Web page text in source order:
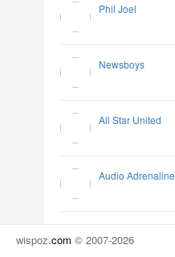
Phil Joel
Newsboys
All Star United
Audio Adrenaline
wispoz.com © 2007-2026